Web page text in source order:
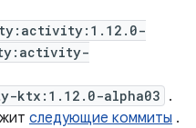
ktx:1.12.0-alpha03 .
следующие коммиты .